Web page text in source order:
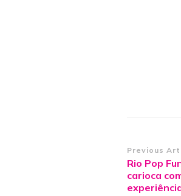
Post
Previous
Rio Pop
carioca